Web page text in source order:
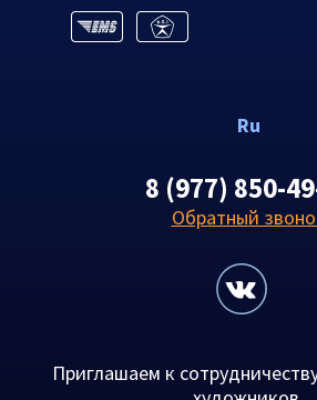
Ru
8 (977) 850-
Обратный
Приглашаем к